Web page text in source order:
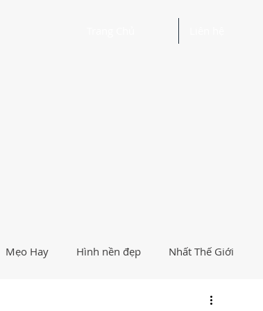
Mẹo Hay Hình nền đẹp Nhất Thế Giới
Hướng Dẫn